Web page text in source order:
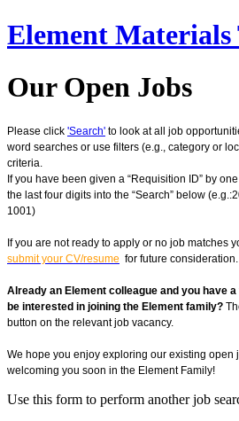
Element Materials
Our Open Jobs
Please click 'Search' to look at all job
word searches or use filters (e.g., category or
criteria.
If you have been given a “Requisition ID” by
the last four digits into the “Search” below
1001)
If you are not ready to apply or no job matches
submit your CV/resume for future consideration.
Already an Element colleague and you have
be interested in joining the Element family?
button on the relevant job vacancy.
We hope you enjoy exploring our existing open
welcoming you soon in the Element Family!
Use this form to perform another job